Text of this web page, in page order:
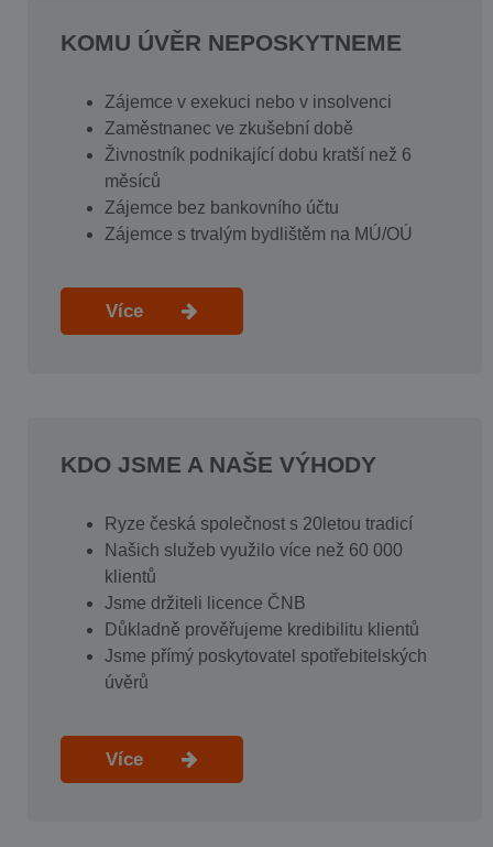
KOMU ÚVĚR NEPOSKYTNEME
Zájemce v exekuci nebo v insolvenci
Zaměstnanec ve zkušební době
Živnostník podnikající dobu kratší než 6
měsíců
Zájemce bez bankovního účtu
Zájemce s trvalým bydlištěm na MÚ/OÚ
Více
KDO JSME A NAŠE VÝHODY
Ryze česká společnost s 20letou tradicí
Našich služeb využilo více než 60 000
klientů
Jsme držiteli licence ČNB
Důkladně prověřujeme kredibilitu klientů
Jsme přímý poskytovatel spotřebitelských
úvěrů
Více